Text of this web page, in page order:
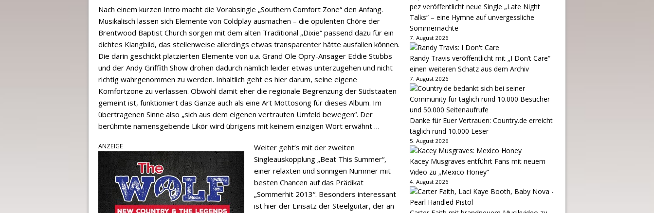
Nach einem kurzen Intro macht die Vorabsingle „Southern Comfort Zone“ den Anfang.
Musikalisch lassen sich Elemente von Coldplay ausmachen – die opulenten Chöre der
Brentwood Baptist Church sorgen mit dem alten Traditional „Dixie“ passend dazu für ein
dichtes Klangbild, das stellenweise allerdings etwas transparenter hätte ausfallen können.
Die darin geschickt platzierten Elemente von u.a. Grand Ole Opry-Ansager Eddie Stubbs
und der Andy Griffith Show drohen dadurch nämlich leider etwas unterzugehen und nicht
richtig wahrgenommen zu werden. Inhaltlich geht es hier darum, seine eigene
Komfortzone zu verlassen. Obwohl damit eher die regionale Begrenzung der Südstaaten
gemeint ist, funktioniert das Ganze auch als eine Art Mottosong für dieses Album. Im
übertragenen Sinne also „sich aus dem eigenen vertrauten Umfeld bewegen“. Der
berühmte namensgebende Likör wird übrigens mit keinem einzigen Wort erwähnt …
ANZEIGE
Weiter geht’s mit der zweiten
Singleauskopplung „Beat This Summer“,
einer relaxten und sonnigen Nummer mit
besten Chancen auf das Prädikat
„Sommerhit 2013“. Besonders interessant
ist hier der Einsatz der Steelguitar, der an
pez veröffentlicht neue Single „Late Night
Talks“ – eine Hymne auf unvergessliche
Sommernächte
7. August 2026
Randy Travis veröffentlicht mit „I Don’t Care“
einen weiteren Schatz aus dem Archiv
7. August 2026
Danke für Euer Vertrauen: Country.de erreicht
täglich rund 10.000 Leser
5. August 2026
Kacey Musgraves entführt Fans mit neuem
Video zu „Mexico Honey“
4. August 2026